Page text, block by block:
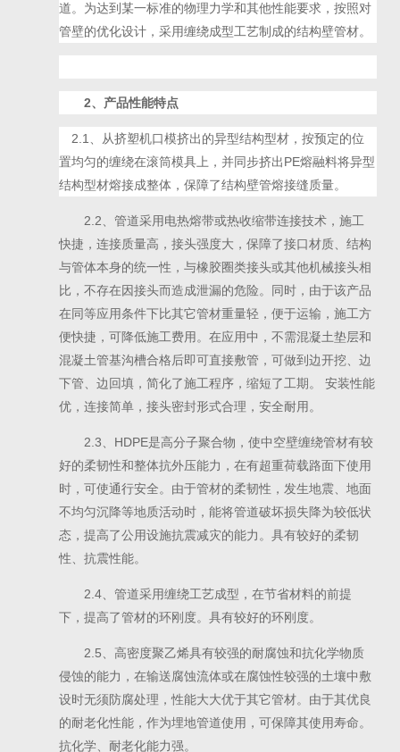
道。为达到某一标准的物理力学和其他性能要求，按照对
管壁的优化设计，采用缠绕成型工艺制成的结构壁管材。
2、 产品性能特点
2.1、从挤塑机口模挤出的异型结构型材，按预定的位
置均匀的缠绕在滚筒模具上，并同步挤出PE熔融料将异型
结构型材熔接成整体，保障了结构壁管熔接缝质量。
2.2、管道采用电热熔带或热收缩带连接技术，施工
快捷，连接质量高，接头强度大，保障了接口材质、结构
与管体本身的统一性，与橡胶圈类接头或其他机械接头相
比，不存在因接头而造成泄漏的危险。同时，由于该产品
在同等应用条件下比其它管材重量轻，便于运输，施工方
便快捷，可降低施工费用。在应用中，不需混凝土垫层和
混凝土管基沟槽合格后即可直接敷管，可做到边开挖、边
下管、边回填，简化了施工程序，缩短了工期。 安装性能
优，连接简单，接头密封形式合理，安全耐用。
2.3、HDPE是高分子聚合物，使中空壁缠绕管材有较
好的柔韧性和整体抗外压能力，在有超重荷载路面下使用
时，可使通行安全。由于管材的柔韧性，发生地震、地面
不均匀沉降等地质活动时，能将管道破坏损失降为较低状
态，提高了公用设施抗震减灾的能力。具有较好的柔韧
性、抗震性能。
2.4、管道采用缠绕工艺成型，在节省材料的前提
下，提高了管材的环刚度。具有较好的环刚度。
2.5、高密度聚乙烯具有较强的耐腐蚀和抗化学物质
侵蚀的能力，在输送腐蚀流体或在腐蚀性较强的土壤中敷
设时无须防腐处理，性能大大优于其它管材。由于其优良
的耐老化性能，作为埋地管道使用，可保障其使用寿命。
抗化学、耐老化能力强。